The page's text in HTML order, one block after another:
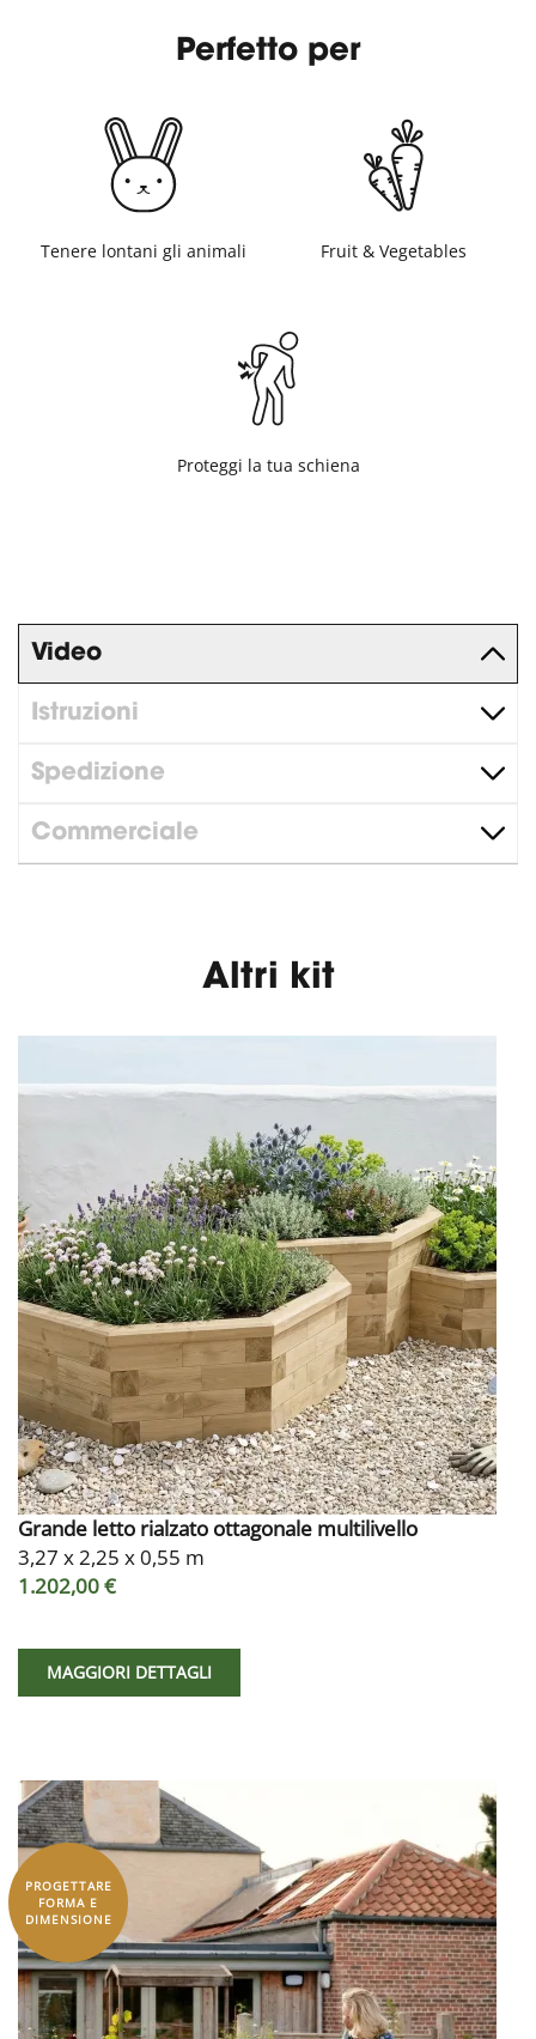
Perfetto per
Tenere lontani gli animali Fruit & Vegetables
Proteggi la tua schiena
Video
Istruzioni
Spedizione
Commerciale
Altri kit
Grande letto rialzato ottagonale multilivello
3,27 x 2,25 x 0,55 m
1.202,00 €
MAGGIORI DETTAGLI
PROGETTARE
FORMA E
DIMENSIONE